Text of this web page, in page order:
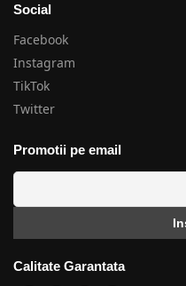
Social
Facebook
Instagram
TikTok
Twitter
Promotii pe email
Calitate Garantata